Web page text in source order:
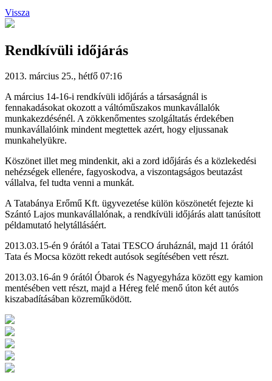
Vissza
Rendkívüli időjárás
2013. március 25., hétfő 07:16
A március 14-16-i rendkívüli időjárás a társaságnál is
fennakadásokat okozott a váltóműszakos munkavállalók
munkakezdésénél. A zökkenőmentes szolgáltatás érdekében
munkavállalóink mindent megtettek azért, hogy eljussanak
munkahelyükre.
Köszönet illet meg mindenkit, aki a zord időjárás és a közlekedési
nehézségek ellenére, fagyoskodva, a viszontagságos beutazást
vállalva, fel tudta venni a munkát.
A Tatabánya Erőmű Kft. ügyvezetése külön köszönetét fejezte ki
Szántó Lajos munkavállalónak, a rendkívüli időjárás alatt tanúsított
példamutató helytállásáért.
2013.03.15-én 9 órától a Tatai TESCO áruháznál, majd 11 órától
Tata és Mocsa között rekedt autósok segítésében vett részt.
2013.03.16-án 9 órától Óbarok és Nagyegyháza között egy kamion
mentésében vett részt, majd a Héreg felé menő úton két autós
kiszabadításában közreműködött.